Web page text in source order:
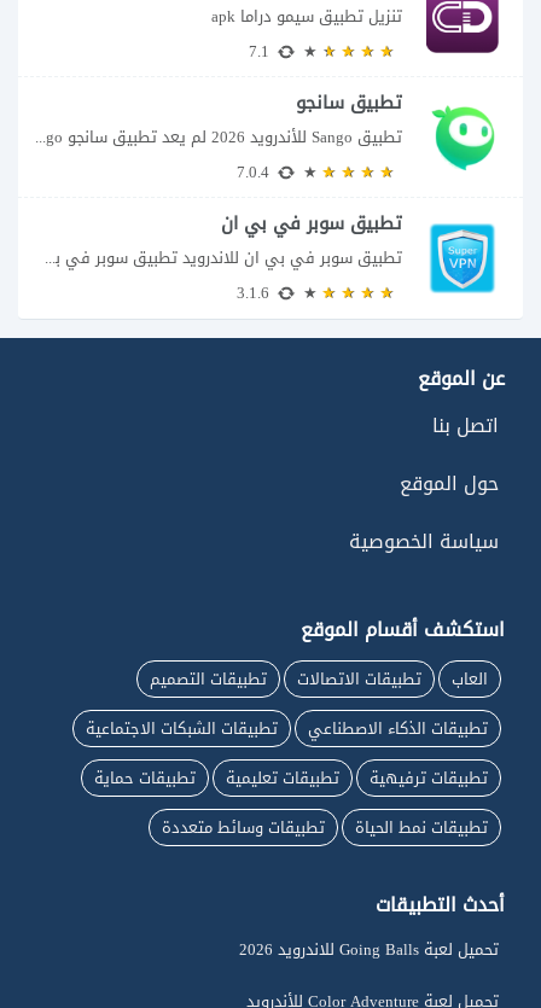
تنزيل تطبيق سيمو دراما apk
تطبيق سانجو
تطبيق Sango للأندرويد 2026 لم يعد تطبيق سانجو Sango مجرد مساحة لإرسال الرسائل أو...
تطبيق سوبر في بي ان
تطبيق سوبر في بي ان للاندرويد تطبيق سوبر في بي ان من تطبيقات الشبكات...
عن الموقع
اتصل بنا
حول الموقع
سياسة الخصوصية
استكشف أقسام الموقع
العاب تطبيقات الاتصالات
تطبيقات التصميم
تطبيقات الذكاء الاصطناعي
تطبيقات الشبكات الاجتماعية
تطبيقات ترفيهية
تطبيقات تعليمية
تطبيقات حماية
تطبيقات نمط الحياة
تطبيقات وسائط متعددة
أحدث التطبيقات
تحميل لعبة Going Balls للاندرويد 2026
تحميل لعبة Color Adventure للأندرويد